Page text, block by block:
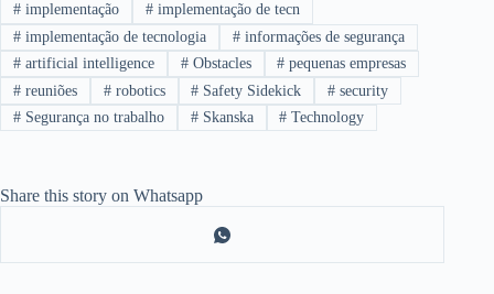
#implementação #implementação de tecn
#implementação de tecnologia #informações de segurança
#artificial intelligence #Obstacles # pequenas empresas
#reuniões #robotics # Safety Sidekick # security
#Segurança no trabalho #Skanska # Technology
Share this story on Whatsapp